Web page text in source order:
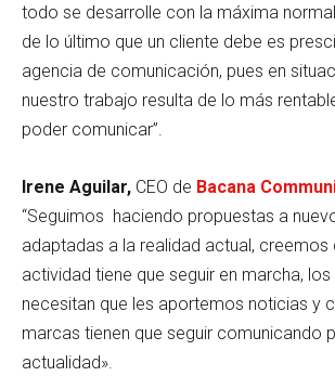
todo se desarrolle con la máxima
de lo último que un cliente debe es
agencia de comunicación, pues en
nuestro trabajo resulta de lo más
poder comunicar”.
Irene Aguilar, CEO de Bacana
“Seguimos haciendo propuestas a
adaptadas a la realidad actual, creemos
actividad tiene que seguir en marcha,
necesitan que les aportemos noticias y
marcas tienen que seguir comunicando
actualidad».